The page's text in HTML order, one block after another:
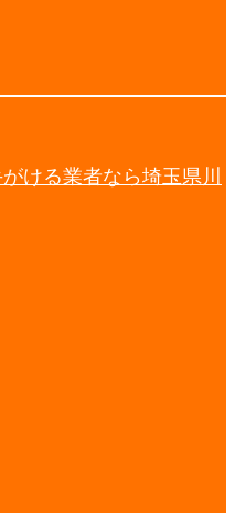
ける業者なら埼玉県川